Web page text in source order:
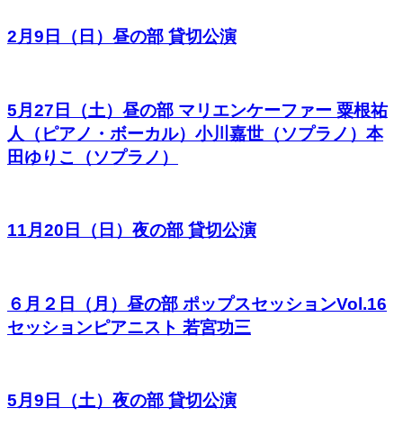
2月9日（日）昼の部 貸切公演
5月27日（土）昼の部 マリエンケーファー 粟根祐
人（ピアノ・ボーカル）小川嘉世（ソプラノ）本
田ゆりこ（ソプラノ）
11月20日（日）夜の部 貸切公演
６月２日（月）昼の部 ポップスセッションVol.16
セッションピアニスト 若宮功三
5月9日（土）夜の部 貸切公演